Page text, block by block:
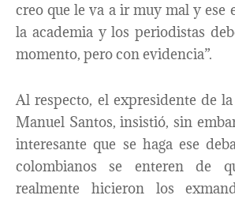
creo que le va a ir muy mal y ese
la academia y los periodistas
momento, pero con evidencia”.
Al respecto, el expresidente de
Manuel Santos, insistió, sin
interesante que se haga ese
colombianos se enteren de
realmente hicieron los